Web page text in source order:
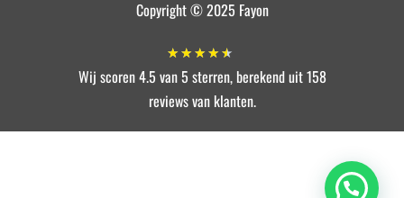
Copyright © 2025 Fayon
★ ★ ★ ★ ★
Wij scoren 4.5 van 5 sterren, berekend uit 158
reviews van klanten.